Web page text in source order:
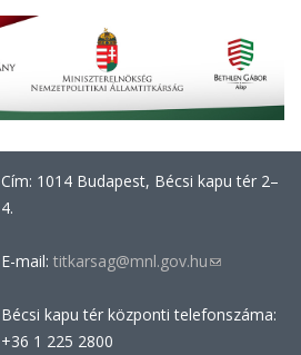
Cím: 1014 Budapest, Bécsi kapu tér 2–
4.
E-mail: titkarsag@mnl.gov.hu(link
e-
Bécsi kapu tér központi telefonszáma:
+36 1 225 2800